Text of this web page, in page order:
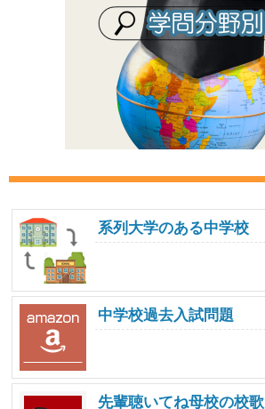
系列大学のある中学校
中学校過去入試問題
先輩聴いてね母校の校歌